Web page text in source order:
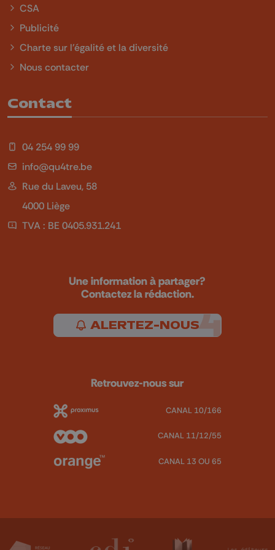
CSA
Publicité
Charte sur l'égalité et la diversité
Nous contacter
Contact
04 254 99 99
info@qu4tre.be
Rue du Laveu, 58
4000 Liège
TVA : BE 0405.931.241
Une information à partager?
Contactez la rédaction.
ALERTEZ-NOUS
Retrouvez-nous sur
CANAL 10/166
CANAL 11/12/55
CANAL 13 OU 65